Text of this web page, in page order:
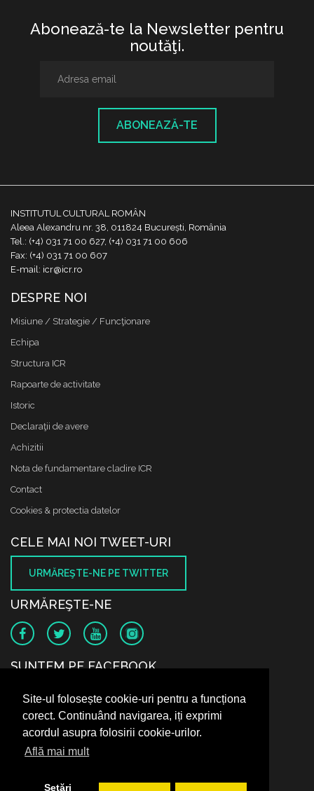
Site-ul folosește cookie-uri pentru a funcționa
corect. Continuând navigarea, iți exprimi
acordul asupra folosirii cookie-urilor.
Află mai mult
Setări
Abonează-te la Newsletter pentru
noutăţi.
ABONEAZĂ-TE
INSTITUTUL CULTURAL ROMÂN
Aleea Alexandru nr. 38, 011824 București, România
Tel.: (+4) 031 71 00 627, (+4) 031 71 00 606
Fax: (+4) 031 71 00 607
E-mail: icr@icr.ro
DESPRE NOI
Misiune / Strategie / Funcţionare
Echipa
Structura ICR
Rapoarte de activitate
Istoric
Declaraţii de avere
Achizitii
Nota de fundamentare cladire ICR
Contact
Cookies & protectia datelor
CELE MAI NOI TWEET-URI
URMĂREŞTE-NE PE TWITTER
URMĂREŞTE-NE
SUNTEM PE FACEBOOK